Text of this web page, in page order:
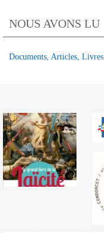
TRIBUNE
OLPA
NOUS AVONS LU
Documents, Articles, Livres